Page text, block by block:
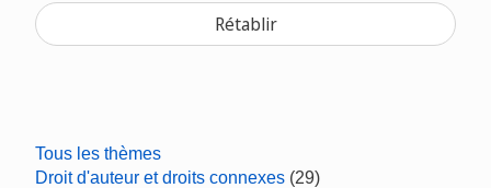
Rétablir
Tous les thèmes
Droit d'auteur et droits connexes (29)